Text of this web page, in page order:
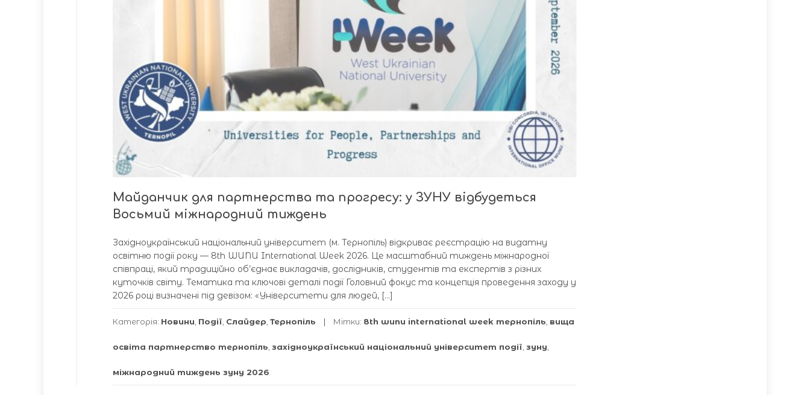
Майданчик для партнерства та прогресу: у ЗУНУ відбудеться
Восьмий міжнародний тиждень
Західноукраїнський національний університет (м. Тернопіль) відкриває реєстрацію на видатну
освітню події року — 8th WUNU International Week 2026. Це масштабний тиждень міжнародної
співпраці, який традиційно об’єднає викладачів, дослідників, студентів та експертів з різних
куточків світу. Тематика та ключові деталі події Головний фокус та концепція проведення заходу у
2026 році визначені під девізом: «Університети для людей, […]
Категорія: Новини Події Слайдер Тернопіль Мітки: 8th wunu international week тернопіль вища
освіта партнерство тернопіль західноукраїнський національний університет події зуну
міжнародний тиждень зуну 2026